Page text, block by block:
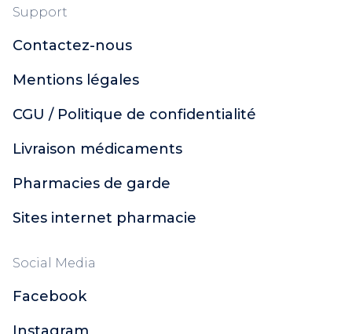
Support
Contactez-nous
Mentions légales
CGU / Politique de confidentialité
Livraison médicaments
Pharmacies de garde
Sites internet pharmacie
Social Media
Facebook